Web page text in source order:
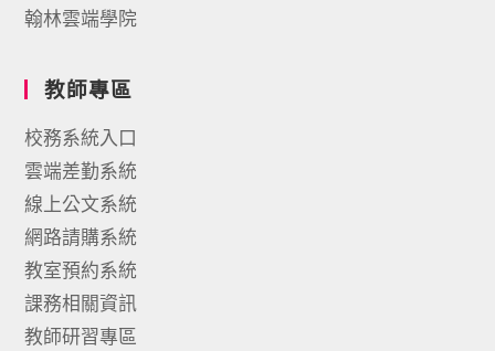
翰林雲端學院
教師專區
校務系統入口
雲端差勤系統
線上公文系統
網路請購系統
教室預約系統
課務相關資訊
教師研習專區